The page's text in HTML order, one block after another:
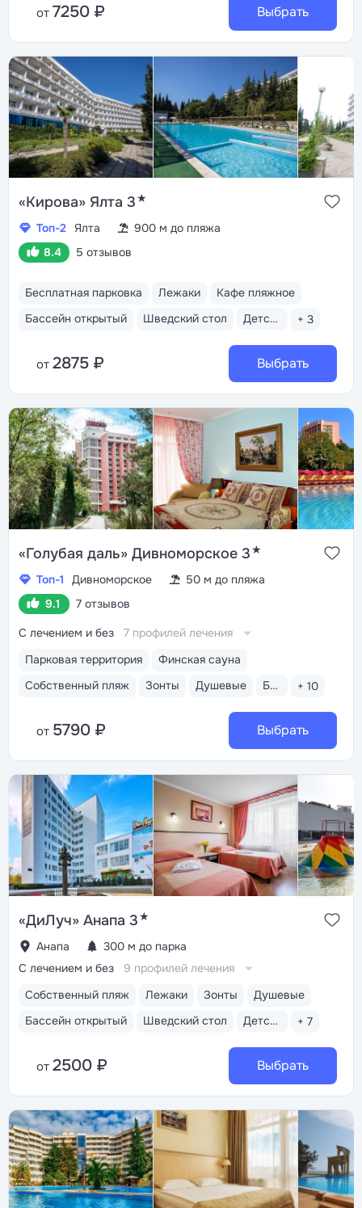
от 7250 ₽ Выбрать
«Кирова» Ялта 3★
Топ-2 Ялта
900 м до пляжа
8.4
5 отзывов
Бесплатная парковка Лежаки
Кафе пляжное
Бассейн открытый
Шведский стол Детская анимация + 3
от 2875 ₽ Выбрать
«Голубая даль» Дивноморское 3★
Топ-1 Дивноморское
50 м до пляжа
9.1
7 отзывов
Парковая территория
Финская сауна
Собственный пляж
Зонты Душевые Бар пляжный + 10
С лечением и без 7 профилей лечения
от 5790 ₽ Выбрать
«ДиЛуч» Анапа 3★
Анапа 300 м до парка
Собственный пляж Лежаки Зонты
Душевые
Бассейн открытый
Шведский стол Детская комната + 7
С лечением и без 9 профилей лечения
от 2500 ₽ Выбрать